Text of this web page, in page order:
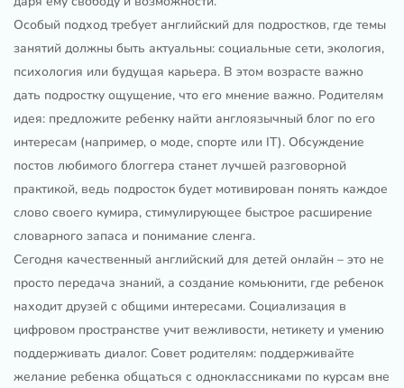
Особый подход требует английский для подростков, где темы
занятий должны быть актуальны: социальные сети, экология,
психология или будущая карьера. В этом возрасте важно
дать подростку ощущение, что его мнение важно. Родителям
идея: предложите ребенку найти англоязычный блог по его
интересам (например, о моде, спорте или IT). Обсуждение
постов любимого блоггера станет лучшей разговорной
практикой, ведь подросток будет мотивирован понять каждое
слово своего кумира, стимулирующее быстрое расширение
словарного запаса и понимание сленга.
Сегодня качественный английский для детей онлайн – это не
просто передача знаний, а создание комьюнити, где ребенок
находит друзей с общими интересами. Социализация в
цифровом пространстве учит вежливости, нетикету и умению
поддерживать диалог. Совет родителям: поддерживайте
желание ребенка общаться с одноклассниками по курсам вне